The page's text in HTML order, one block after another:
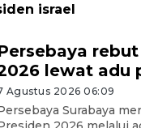
israel
lewat adu
Agustus 2026 06:09
Surabaya